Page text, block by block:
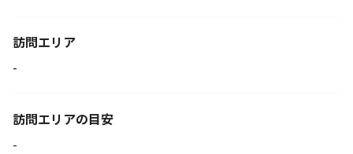
訪問エリア
-
訪問エリアの目安
-